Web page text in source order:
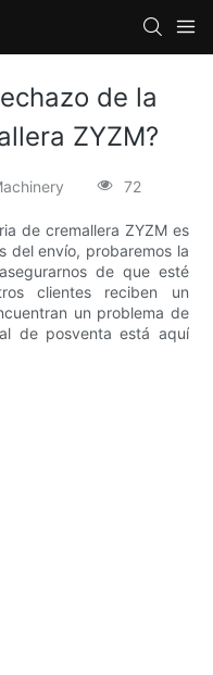
de la
ZYZM?
72
de cremallera ZYZM es
del envío, probaremos la
de que esté
clientes reciben un
un problema de
de posventa está aquí